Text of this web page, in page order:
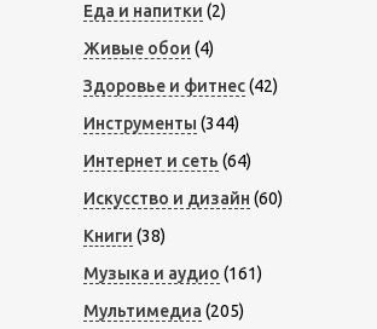
Еда и напитки (2)
Живые обои (4)
Здоровье и фитнес(42)
Инструменты (344)
Интернет и сеть (64)
Искусство и дизайн (60)
Книги (38)
Музыка и аудио (161)
Мультимедиа (205)